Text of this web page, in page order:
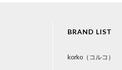
BRAND LIST
korko（コルコ）